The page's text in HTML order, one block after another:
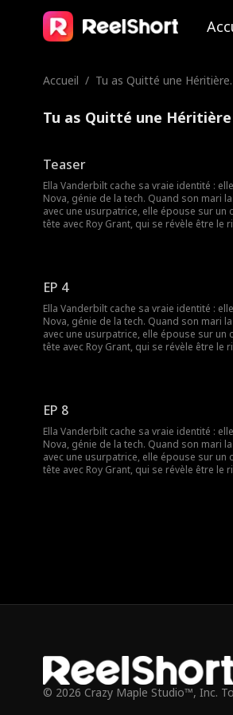
Accueil / Tu as Quitté une Héritière
Tu as Quitté une
Teaser
Ella Vanderbilt cache sa vraie identité :
Nova, génie de la tech. Quand son mari
avec une usurpatrice, elle épouse sur un
tête avec Roy Grant, qui se révèle être le
EP 4
Ella Vanderbilt cache sa vraie identité :
Nova, génie de la tech. Quand son mari
avec une usurpatrice, elle épouse sur un
tête avec Roy Grant, qui se révèle être le
EP 8
Ella Vanderbilt cache sa vraie identité :
Nova, génie de la tech. Quand son mari
avec une usurpatrice, elle épouse sur un
tête avec Roy Grant, qui se révèle être le
© 2026 Crazy Maple Studio™, Inc.